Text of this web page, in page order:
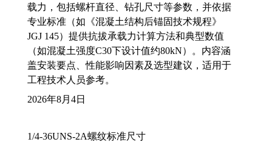
载力，包括螺杆直径、钻孔尺寸等参数，并依据
专业标准（如《混凝土结构后锚固技术规程》
JGJ 145）提供抗拔承载力计算方法和典型数值
（如混凝土强度C30下设计值约80kN）。内容涵
盖安装要点、性能影响因素及选型建议，适用于
工程技术人员参考。
2026年8月4日
1/4-36UNS-2A螺纹标准尺寸